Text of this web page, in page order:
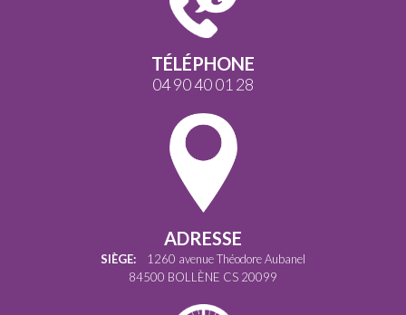
TÉLÉPHONE
04 90 40 01 28
ADRESSE
SIÈGE: 1260 avenue Théodore Aubanel
84500 BOLLÈNE CS 20099